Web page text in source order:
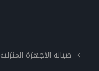
صيانة الاجهزة المنزلية